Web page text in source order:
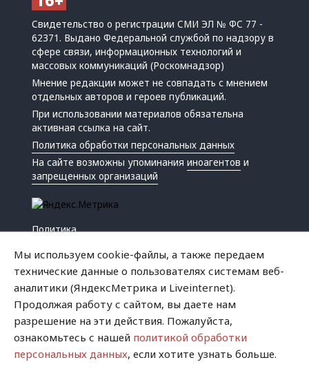
Свидетельство о регистрации СМИ ЭЛ № ФС 77 -
62371. Выдано Федеральной службой по надзору в
сфере связи, информационных технологий и
массовых коммуникаций (Роскомнадзор)
Мнение редакции может не совпадать с мнением
отдельных авторов и героев публикаций.
При использовании материалов обязательна
активная ссылка на сайт.
Политика обработки персональных данных
На сайте возможны упоминанияиноагентов и
запрещенных организаций
Политика
Успех
Мы используем cookie-файлы, а также передаем
технические данные о пользователях системам веб-
аналитики (ЯндексМетрика и Liveinternet).
Продолжая работу с сайтом, вы даете нам
разрешение на эти действия. Пожалуйста,
ознакомьтесь с нашей политикой обработки
персональных данных, если хотите узнать больше.